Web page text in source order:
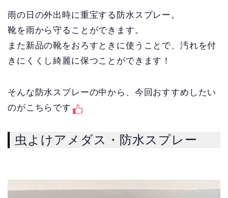
雨の日の外出時に重宝する防水スプレー。
靴を雨から守ることができます。
また新品の靴をおろすときに使うことで、汚れを付
きにくくし綺麗に保つことができます！
そんな防水スプレーの中から、今回おすすめしたい
のがこちらです
虫よけアメダス・防水スプレー